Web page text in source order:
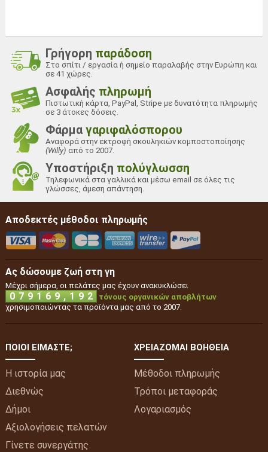
Γρήγορη παράδοση
Στο σπίτι / εργασία ή σημείο παραλαβής στην Ευρώπη και
σε 41 χώρες.
Ασφαλής πληρωμή
Πιστωτική κάρτα, PayPal, Stripe με δυνατότητα πληρωμής
σε 3 άτοκες δόσεις.
Φάρμαγαριφαλόσπορου
Αναφορά στην εκτροφή σκουληκιών κομποστοποίησης
(Willy) από το 2007.
Υποστήριξη πολύγλωσση
Τηλεφωνικά στα γαλλικά και μέσω email σε όλες τις
γλώσσες, άμεση απάντηση.
Αποδεκτές μέθοδοι πληρωμής
Ας δώσουμε ζωή στη γη
Μέχρι σήμερα, οι πελάτες μας έχουν ανακυκλώσει
0 7 9 1 6 9 , 1 9 2
τόνους οργανικών αποβλήτων
χρησιμοποιώντας τα προϊόντα μας από το 2007.
ΠΟΙΟΙ ΕΊΜΑΣΤΕ;
Η ιστορία μας
Διεθνώς
Δήμοι
Αξιολογήσεις πελατών
Γίνετε συνεργάτης
ΧΡΕΙΆΖΟΜΑΙ ΒΟΉΘΕΙΑ
Μέθοδοι πληρωμής
Τρόποι μεταφοράς
Λογαριασμός